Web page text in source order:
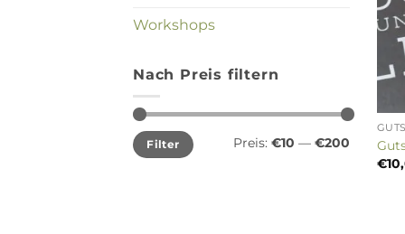
Workshops
Nach Preis filtern
Min.
Preis
Max.
PreisFilter Preis: €10 — €200
€